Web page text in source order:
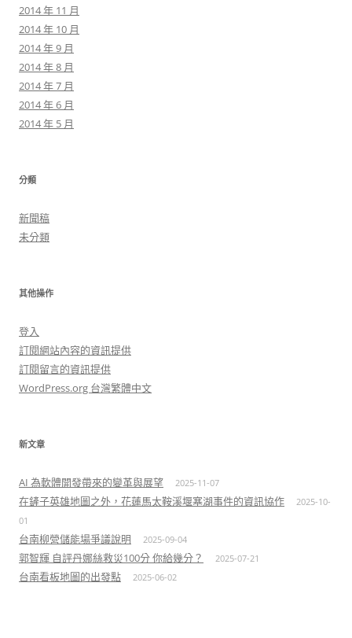
2014 年 11 月
2014 年 10 月
2014 年 9 月
2014 年 8 月
2014 年 7 月
2014 年 6 月
2014 年 5 月
分類
新聞稿
未分類
其他操作
登入
訂閱網站內容的資訊提供
訂閱留言的資訊提供
WordPress.org 台灣繁體中文
新文章
AI 為軟體開發帶來的變革與展望 2025-11-07
在鏟子英雄地圖之外，花蓮馬太鞍溪堰塞湖事件的資訊協作
2025-10-
01
台南柳營儲能場爭議說明 2025-09-04
郭智輝 自評丹娜絲救災100分 你給幾分？ 2025-07-21
台南看板地圖的出發點 2025-06-02